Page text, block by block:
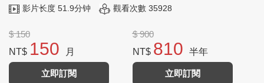
影片长度 51.9分钟 觀看次數 35928
$ 150
NT$ 150 月
立即訂閱
$ 900
NT$ 810 半年
立即訂閱